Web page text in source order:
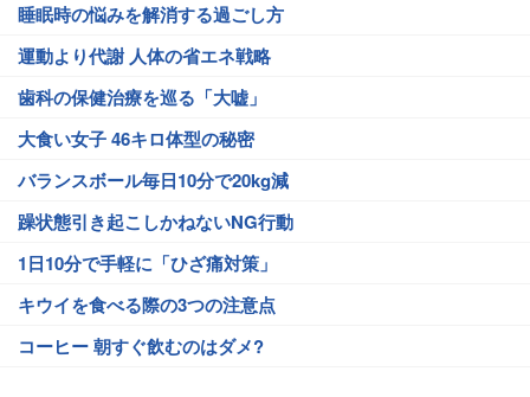
睡眠時の悩みを解消する過ごし方
運動より代謝 人体の省エネ戦略
歯科の保健治療を巡る「大嘘」
大食い女子 46キロ体型の秘密
バランスボール毎日10分で20kg減
躁状態引き起こしかねないNG行動
1日10分で手軽に「ひざ痛対策」
キウイを食べる際の3つの注意点
コーヒー 朝すぐ飲むのはダメ?